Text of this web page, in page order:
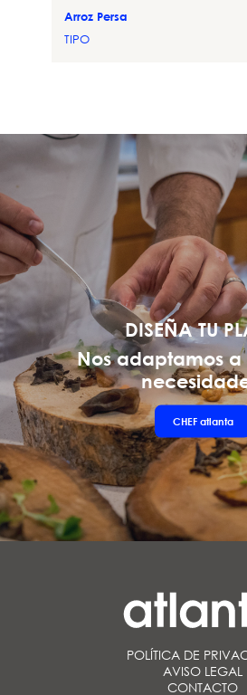
Arroz Persa
TIPO
DISEÑA TU
Nos adaptamos a
CHEF atlanta
POLÍTICA DE
AVISO LEGAL
CONTACTO